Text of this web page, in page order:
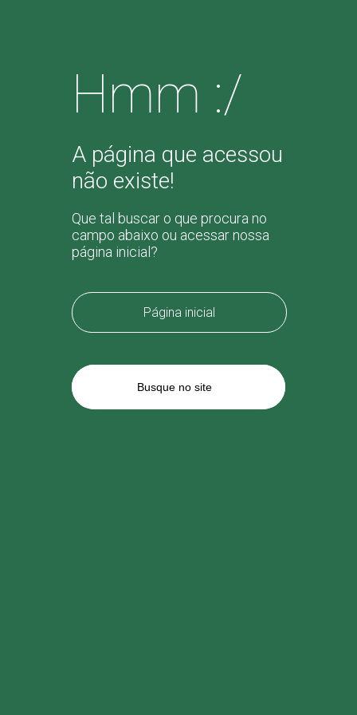
Hmm :/
A página que acessou
não existe!
Que tal buscar o que procura no
campo abaixo ou acessar nossa
página inicial?
Página inicial